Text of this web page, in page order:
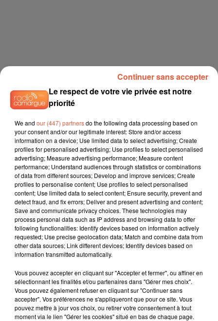
Le respect de votre vie privée est notre
priorité
We and our (447) partnersdo the following data processing based on
your consent and/or our legitimate interest: Store and/or access
information on a device; Use limited data to select advertising; Create
profiles for personalised advertising; Use profiles to select personalised
advertising; Measure advertising performance; Measure content
performance; Understand audiences through statistics or combinations
of data from different sources; Develop and improve services; Create
profiles to personalise content; Use profiles to select personalised
content; Use limited data to select content; Ensure security, prevent and
detect fraud, and fix errors; Deliver and present advertising and content;
Save and communicate privacy choices. These technologies may
process personal data such as IP address and browsing data to offer
following functionalities: Identify devices based on information actively
requested; Use precise geolocation data; Match and combine data from
other data sources; Link different devices; Identify devices based on
information transmitted automatically.
Vous pouvez accepter en cliquant sur "Accepter et fermer", ou affiner en
sélectionnant les finalités et/ou partenaires dans "Gérer mes choix".
Vous pouvez également refuser en cliquant sur "Continuer sans
accepter". Vos préférences ne s'appliqueront que pour ce site. Vous
pouvez mettre à jour vos choix, ou retirer votre consentement à tout
moment via le lien "Gérer les cookies" situé en bas de chaque page.
Continuer sans accepter